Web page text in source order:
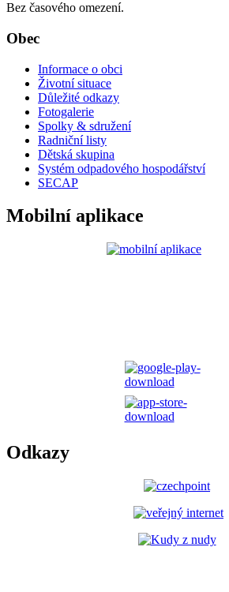
Bez časového omezení.
Obec
Informace o obci
Životní situace
Důležité odkazy
Fotogalerie
Spolky & sdružení
Radniční listy
Dětská skupina
Systém odpadového hospodářství
SECAP
Mobilní aplikace
Odkazy